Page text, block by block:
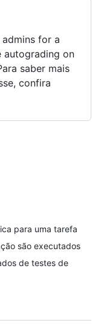
for a
autograding on
saber mais
confira
para uma tarefa
são executados
de testes de